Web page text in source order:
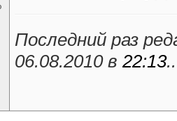
Последний раз
06.08.2010 в 22:13..